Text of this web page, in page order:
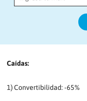
Caídas:
1) Convertibilidad: -65%